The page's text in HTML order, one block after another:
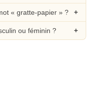
« gratte-papier » ?
ou féminin ?